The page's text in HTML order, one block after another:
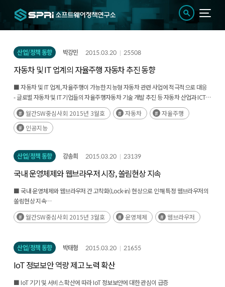
산업/정책 동향 박강민 2015.03.20 25508
자동차 및 IT 업계의 자율주행 자동차 추진 동향
■ 자동차 및 IT 업계, 자율주행이 가능한 지능형 자동차 관련 사업에 적극적으로 대응
- 글로벌 자동차 및 IT 기업들의 자율주행자동차 기술 개발 추진 등 자동차 산업과 ICT의
융합이가속화되는 추세
- 자동차 시스템의 지능화 수요가 늘어날 전망에 따라 자동차 산업 내의 소프트웨어의
중요성이높아질 것으로 기대
월간SW중심사회 2015년 3월호 자동차
자율주행
인공지능
산업/정책 동향 강송희 2015.03.20 23139
국내 운영체제와 웹브라우저 시장, 쏠림현상 지속
■ 국내 운영체제와 웹브라우저 간 고착화(Lock-in) 현상으로 인해 특정 웹브라우저의
쏠림현상 지속
- 국내 PC 환경에서는 윈도우 운영체제의 영향으로 전체 사용자들 중 87.50%가
인터넷 익스플로러(IE)를 사용하고 있는 것으로 나타남
전체의 73.61%를 차지
월간SW중심사회 2015년 3월호 운영체제 웹브라우저
산업/정책 동향 박태형 2015.03.20 21655
IoT 정보보안 역량 제고 노력 확산
■ IoT 기기 및 서비스 확산에 따라 IoT 정보보안에 대한 관심이 급증